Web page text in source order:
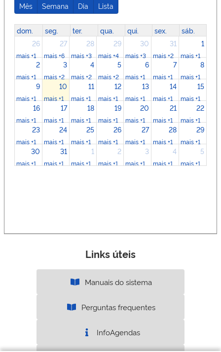
Mês Semana Dia Lista
dom. seg. ter. qua. qui. sex.
sáb.
26
mais +1
27
mais +6
28
mais +3
29
mais +4
30
mais +3
31
mais +2
1
mais +1
2
mais +1
3
mais +2
4
mais +2
5
mais +2
6
mais +1
7
mais +1
8
mais +1
9
mais +1
10
mais +1
11
mais +1
12
mais +1
13
mais +1
14
mais +1
15
mais +1
16
mais +1
17
mais +1
18
mais +1
19
mais +1
20
mais +1
21
mais +1
22
mais +1
23
mais +1
24
mais +1
25
mais +1
26
mais +1
27
mais +1
28
mais +1
29
mais +1
30
mais +1
31
mais +1
1
mais +1
2
mais +1
3
mais +1
4
mais +1
5
mais +1
Links úteis
Manuais do sistema
Perguntas frequentes
InfoAgendas